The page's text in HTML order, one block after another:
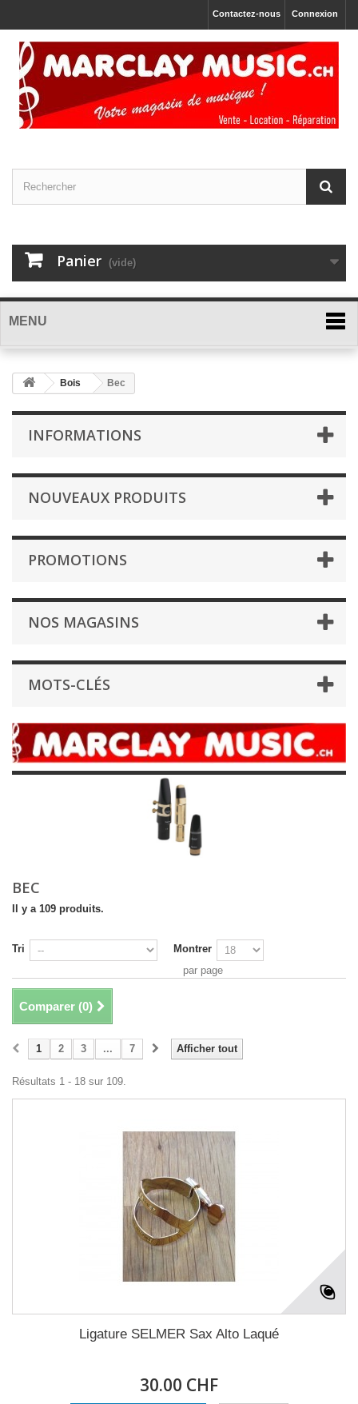
Connexion
Contactez-nous
Panier (vide)
MENU
Bois Bec
INFORMATIONS
NOUVEAUX PRODUITS
PROMOTIONS
NOS MAGASINS
MOTS-CLÉS
BEC
Il y a 109 produits.
Tri
Montrer
par page
Comparer (0)
Afficher tout
1 2 3 ... 7
Résultats 1 - 18 sur 109.
Ligature SELMER Sax Alto Laqué
30.00 CHF